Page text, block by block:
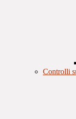
Controlli